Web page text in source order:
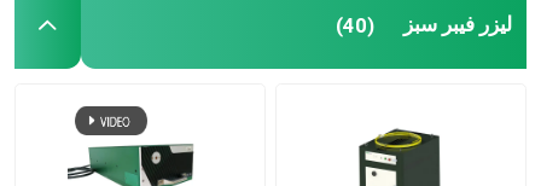
لیزر فیبر سبز
لیزر فیبر QCW
لیزر فیبر سبز (40)